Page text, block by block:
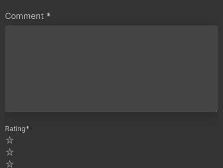
Comment *
Rating*